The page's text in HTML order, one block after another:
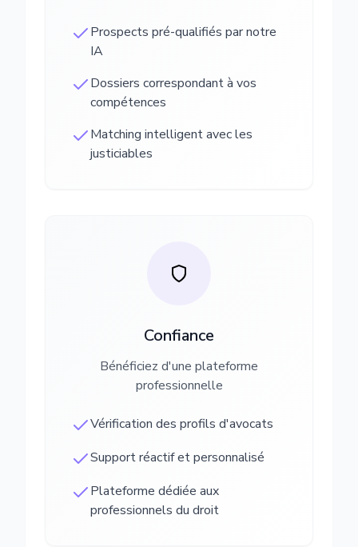
Prospects pré-qualifiés par notre
IA
Dossiers correspondant à vos
compétences
Matching intelligent avec les
justiciables
Confiance
Bénéficiez d'une plateforme
professionnelle
Vérification des profils d'avocats
Support réactif et personnalisé
Plateforme dédiée aux
professionnels du droit